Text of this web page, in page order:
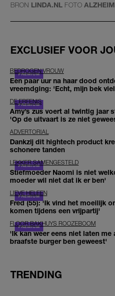
BRON LINDA.NL FOTO
EXCLUSIEF VOOR
BEDROGEN VROUW
Een paar uur na haar dood
vreemdging: 'Echt, mijn bek
DE ERFENIS
Amy’s zus voert al twintig jaar
'Op de uitvaart is ze niet
ADVERTORIAL
Dankzij dit hightech product
schonere tanden
LEKKER SAMENGESTELD
Stiefmoeder Naomi is niet
moeder wil niet dat ik er ben'
LIEVE HELEEN
Fred (55): 'Ik vind het moeilijk
komen tijdens een vrijpartij'
FLOOR BAKHUYS ROOZEBOOM
'Ik kan weer eens niet laten
braafste burger ben geweest'
TRENDING